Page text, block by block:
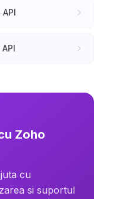
Zoho
cu
si suportul